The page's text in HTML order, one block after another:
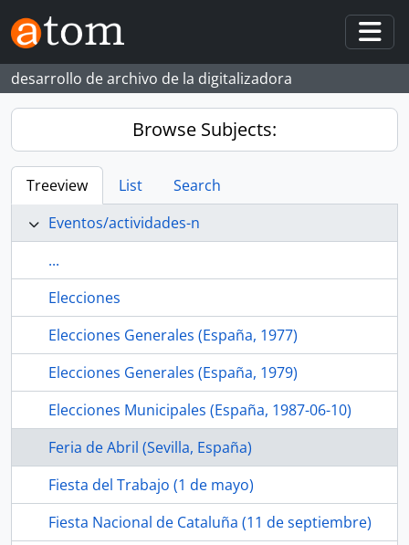
Skip to main content
desarrollo de archivo de la digitalizadora
Browse Subjects:
Treeview List
Search
Eventos/actividades-n
...
Elecciones
Elecciones Generales (España, 1977)
Elecciones Generales (España, 1979)
Elecciones Municipales (España, 1987-06-10)
Feria de Abril (Sevilla, España)
Fiesta del Trabajo (1 de mayo)
Fiesta Nacional de Cataluña (11 de septiembre)